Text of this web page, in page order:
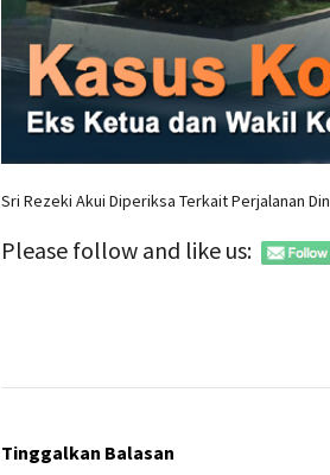
Sri Rezeki Akui Diperiksa Terkait Perjalanan
Please follow and like us:
Tinggalkan Balasan